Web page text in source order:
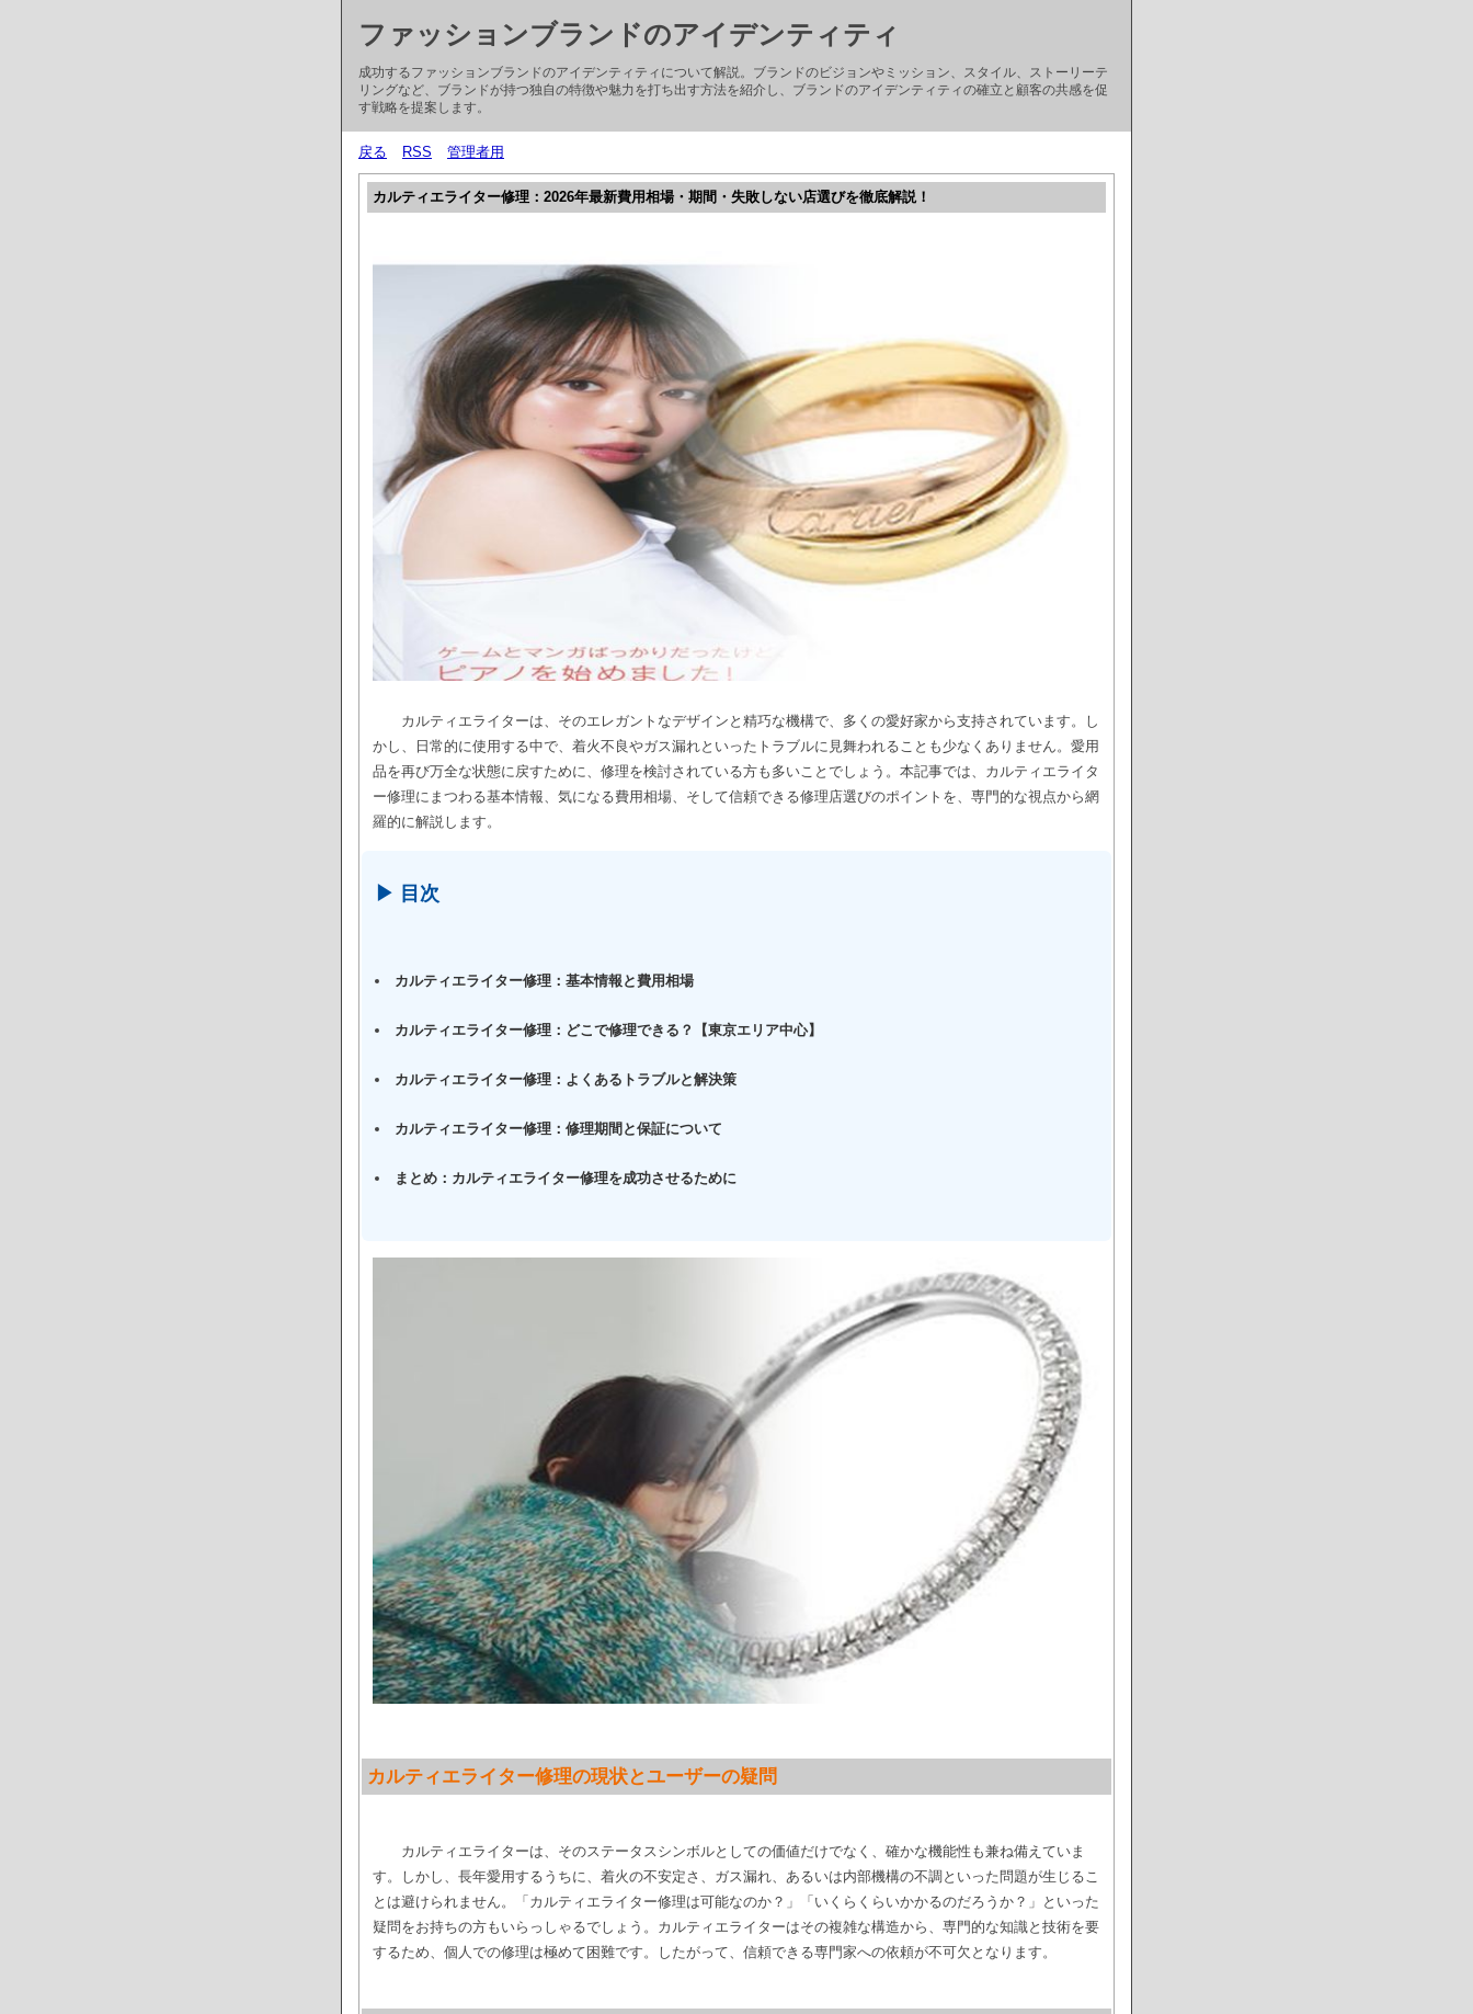
ファッションブランドのアイデンティティ
成功するファッションブランドのアイデンティティについて解説。ブランドのビジョンやミッション、スタイル、ストーリーテ
リングなど、ブランドが持つ独自の特徴や魅力を打ち出す方法を紹介し、ブランドのアイデンティティの確立と顧客の共感を促
す戦略を提案します。
戻る RSS 管理者用
カルティエライター修理：2026年最新費用相場・期間・失敗しない店選びを徹底解説！
カルティエライターは、そのエレガントなデザインと精巧な機構で、多くの愛好家から支持されています。し
かし、日常的に使用する中で、着火不良やガス漏れといったトラブルに見舞われることも少なくありません。愛用
品を再び万全な状態に戻すために、修理を検討されている方も多いことでしょう。本記事では、カルティエライタ
ー修理にまつわる基本情報、気になる費用相場、そして信頼できる修理店選びのポイントを、専門的な視点から網
羅的に解説します。
▶ 目次
カルティエライター修理：基本情報と費用相場
カルティエライター修理：どこで修理できる？【東京エリア中心】
カルティエライター修理：よくあるトラブルと解決策
カルティエライター修理：修理期間と保証について
まとめ：カルティエライター修理を成功させるために
カルティエライター修理の現状とユーザーの疑問
カルティエライターは、そのステータスシンボルとしての価値だけでなく、確かな機能性も兼ね備えていま
す。しかし、長年愛用するうちに、着火の不安定さ、ガス漏れ、あるいは内部機構の不調といった問題が生じるこ
とは避けられません。「カルティエライター修理は可能なのか？」「いくらくらいかかるのだろうか？」といった
疑問をお持ちの方もいらっしゃるでしょう。カルティエライターはその複雑な構造から、専門的な知識と技術を要
するため、個人での修理は極めて困難です。したがって、信頼できる専門家への依頼が不可欠となります。